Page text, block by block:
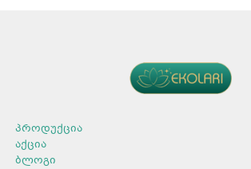
პროდუქცია
აქცია
ბლოგი